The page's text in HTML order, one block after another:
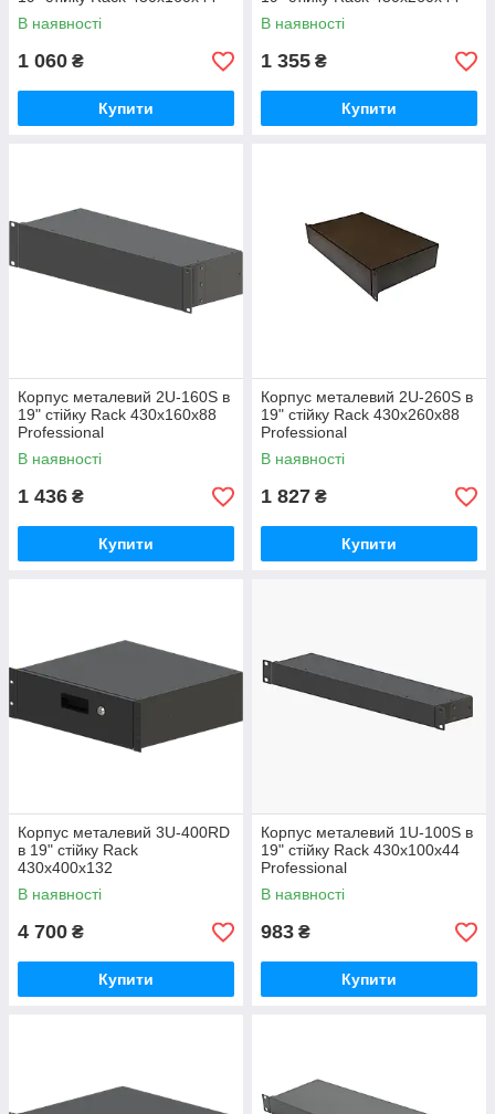
В наявності
1 060 ₴
Купити
В наявності
1 355 ₴
Купити
Корпус металевий 2U-160S в
19" стійку Rack 430х160х88
Professional
В наявності
1 436 ₴
Купити
Корпус металевий 2U-260S в
19" стійку Rack 430х260х88
Professional
В наявності
1 827 ₴
Купити
Корпус металевий 3U-400RD
в 19" стійку Rack
430х400х132
В наявності
4 700 ₴
Купити
Корпус металевий 1U-100S в
19" стійку Rack 430х100х44
Professional
В наявності
983 ₴
Купити